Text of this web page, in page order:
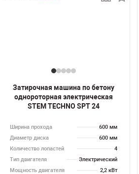
Затирочная машина по бетону
однороторная электрическая
STEM TECHNO SPT 24
Ширина прохода
600 мм
Диаметр диска
600 мм
Количество лопастей
4
Тип двигателя
Электрический
Мощность двигателя
2,2 кВт